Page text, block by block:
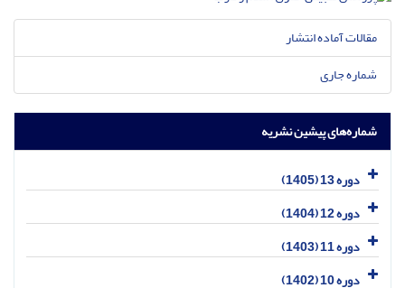
مقالات آماده انتشار
شماره جاری
شماره‌های پیشین نشریه
دوره 13 (1405)
دوره 12 (1404)
دوره 11 (1403)
دوره 10 (1402)